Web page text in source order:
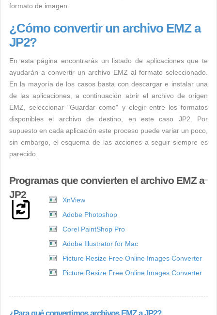
formato de imagen.
¿Cómo convertir un archivo EMZ a
JP2?
En esta página encontrarás un listado de aplicaciones que te
ayudarán a convertir un archivo EMZ al formato seleccionado.
En la mayoría de los casos basta con descargar e instalar una
de las aplicaciones, a continuación abrir el archivo de origen
EMZ, seleccionar "Guardar como" y elegir entre los formatos
disponibles el archivo de destino, en este caso JP2. Por
supuesto en cada aplicación este proceso puede variar un poco,
sin embargo, el esquema de las acciones a seguir siempre es
parecido.
Programas que convierten el archivo EMZ a
JP2
XnView
Adobe Photoshop
Corel PaintShop Pro
Adobe Illustrator for Mac
Picture Resize Free Online Images Converter
Picture Resize Free Online Images Converter